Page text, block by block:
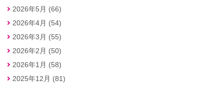
2026年5月 (66)
2026年4月 (54)
2026年3月 (55)
2026年2月 (50)
2026年1月 (58)
2025年12月 (81)